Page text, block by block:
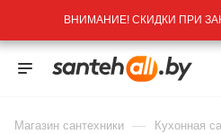
ВНИМАНИЕ! СКИДКИ ПРИ
Магазин сантехники — Кухонная